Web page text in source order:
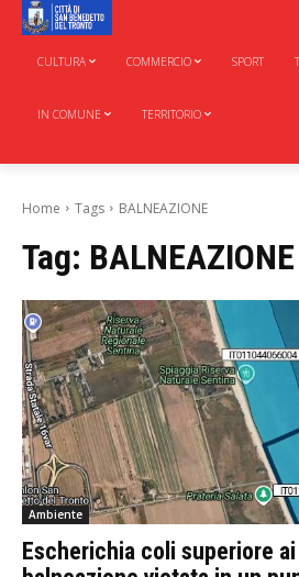
CULTURA COMMERCIO SPORT
IN COMUNE TERRITORIO
Home Tags BALNEAZIONE
Tag: BALNEAZIONE
Ambiente
Escherichia coli superiore